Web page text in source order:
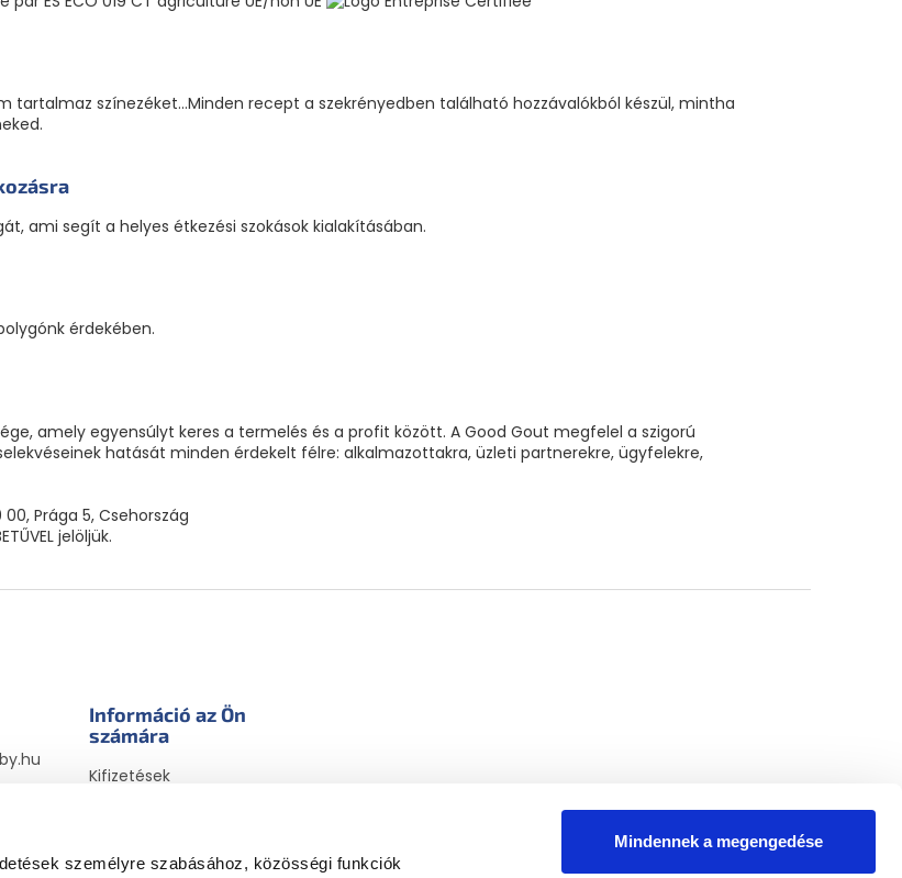
személyre szabásához, közösségi funkciók
Mindennek a megengedése
színezéket...Minden recept a szekrényedben található hozzávalókból készül, mintha
ami segít a helyes étkezési szokások kialakításában.
érdekében.
amely egyensúlyt keres a termelés és a profit között. A Good Gout megfelel a szigorú
hatását minden érdekelt félre: alkalmazottakra, üzleti partnerekre, ügyfelekre,
Prága 5, Csehország
jelöljük.
Információ az Ön
számára
Kifizetések
reklamációk